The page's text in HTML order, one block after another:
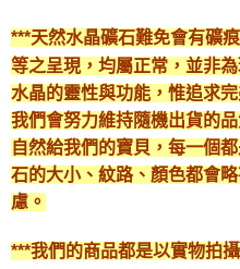
***天然水晶礦石難免會有礦
等之呈現，均屬正常，並非
水晶的靈性與功能，惟追求
我們會努力維持隨機出貨的
自然給我們的寶貝，每一個
石的大小、紋路、顏色都會
慮。
***我們的商品都是以實物拍